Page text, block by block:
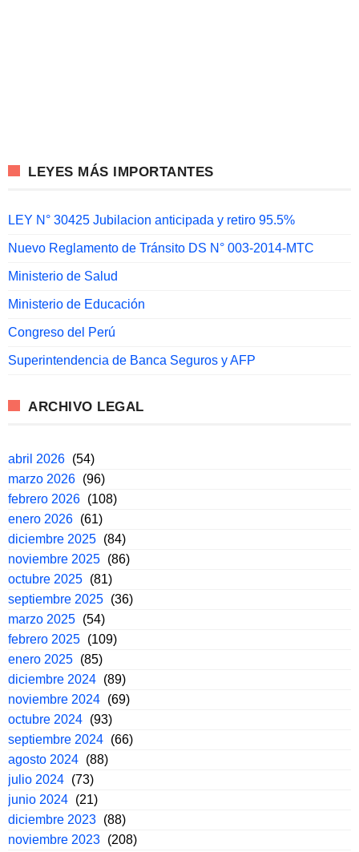
LEYES MÁS IMPORTANTES
LEY N° 30425 Jubilacion anticipada y retiro 95.5%
Nuevo Reglamento de Tránsito DS N° 003-2014-MTC
Ministerio de Salud
Ministerio de Educación
Congreso del Perú
Superintendencia de Banca Seguros y AFP
ARCHIVO LEGAL
abril 2026 (54)
marzo 2026 (96)
febrero 2026 (108)
enero 2026 (61)
diciembre 2025 (84)
noviembre 2025 (86)
octubre 2025 (81)
septiembre 2025 (36)
marzo 2025 (54)
febrero 2025 (109)
enero 2025 (85)
diciembre 2024 (89)
noviembre 2024 (69)
octubre 2024 (93)
septiembre 2024 (66)
agosto 2024 (88)
julio 2024 (73)
junio 2024 (21)
diciembre 2023 (88)
noviembre 2023 (208)